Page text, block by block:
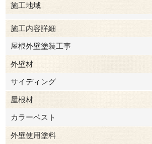
施工地域
施工内容詳細
屋根外壁塗装工事
外壁材
サイディング
屋根材
カラーベスト
外壁使用塗料